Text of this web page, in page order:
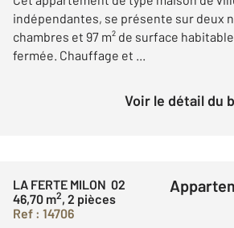
indépendantes, se présente sur deux
chambres et 97 m² de surface
fermée. Chauffage et ...
Voir le détail du
LA FERTE MILON 02
46,70 m2, 2 pièces
Ref : 14706